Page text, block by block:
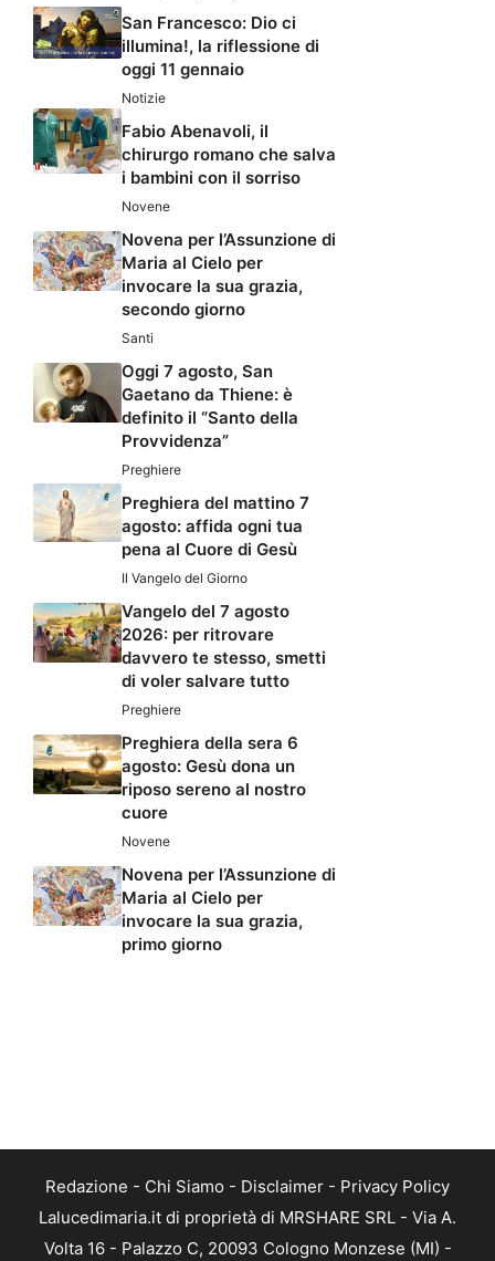
San Francesco: Dio ci
illumina!, la riflessione di
oggi 11 gennaio
Notizie
Fabio Abenavoli, il
chirurgo romano che salva
i bambini con il sorriso
Novene
Novena per l’Assunzione di
Maria al Cielo per
invocare la sua grazia,
secondo giorno
Santi
Oggi 7 agosto, San
Gaetano da Thiene: è
definito il “Santo della
Provvidenza”
Preghiere
Preghiera del mattino 7
agosto: affida ogni tua
pena al Cuore di Gesù
Il Vangelo del Giorno
Vangelo del 7 agosto
2026: per ritrovare
davvero te stesso, smetti
di voler salvare tutto
Preghiere
Preghiera della sera 6
agosto: Gesù dona un
riposo sereno al nostro
cuore
Novene
Novena per l’Assunzione di
Maria al Cielo per
invocare la sua grazia,
primo giorno
Redazione - Chi Siamo - Disclaimer - Privacy Policy
Lalucedimaria.it di proprietà di MRSHARE SRL - Via A.
Volta 16 - Palazzo C, 20093 Cologno Monzese (MI) -